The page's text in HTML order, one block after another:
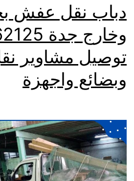
دباب نقل عفش
وخارج
توصيل مشاوير
وبضائع واجهزة